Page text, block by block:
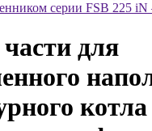
серии FSB 225
для
котла